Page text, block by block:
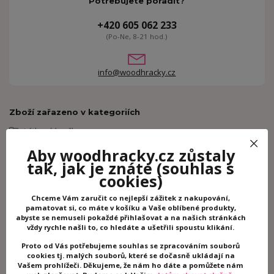
+420 605 062 233
(Po-Ne, 8-21 hod.)
info@woodhracky.cz
Zboží zařazeno v kategoriích
Látkové hračky
Plyšové hračky
Kaloo
Související zboží 2
Aby woodhracky.cz zůstaly
tak, jak je znáte(souhlas s
cookies)
Chceme Vám zaručit co nejlepší zážitek z nakupování,
pamatovat si, co máte v košíku a Vaše oblíbené produkty,
abyste se nemuseli pokaždé přihlašovat a na našich stránkách
vždy rychle našli to, co hledáte a ušetřili spoustu klikání.
Proto od Vás potřebujeme souhlas se zpracováním souborů
cookies tj. malých souborů, které se dočasně ukládají na
Vašem prohlížeči. Děkujeme, že nám ho dáte a pomůžete nám